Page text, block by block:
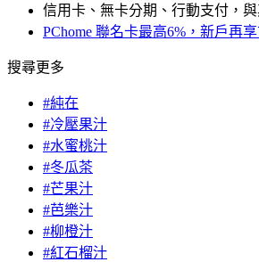
信用卡、無卡分期、行動支付，
PChome 聯名卡最高6%，新戶再
搜尋更多
#純在
#冷壓果汁
#水蜜桃汁
#冬瓜茶
#芒果汁
#芭樂汁
#柳橙汁
#紅石榴汁